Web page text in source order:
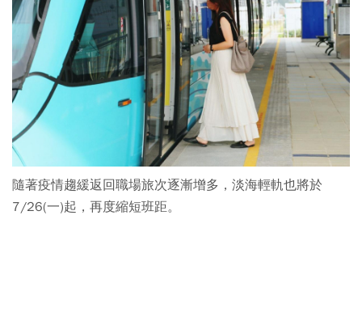
隨著疫情趨緩返回職場旅次逐漸增多，淡海輕軌也將於
7/26(一)起，再度縮短班距。